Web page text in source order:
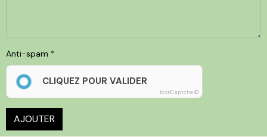
Anti-spam
CLIQUEZ POUR VALIDER
IconCaptcha ©
AJOUTER